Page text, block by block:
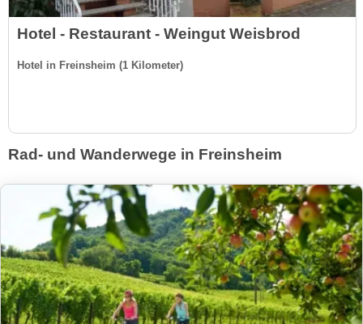
Hotel - Restaurant - Weingut Weisbrod
Hotel in Freinsheim (1 Kilometer)
Rad- und Wanderwege in Freinsheim